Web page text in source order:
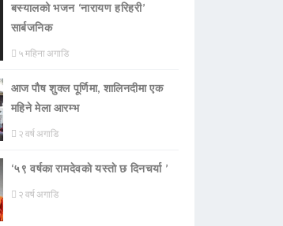
बस्यालको भजन ‘नारायण हरिहरी’
सार्बजनिक
५ महिना अगाडि
आज पौष शुक्ल पूर्णिमा, शालिनदीमा एक
महिने मेला आरम्भ
२ वर्ष अगाडि
‘५९ वर्षका रामदेवकाे यस्ताे छ दिनचर्या ’
२ वर्ष अगाडि